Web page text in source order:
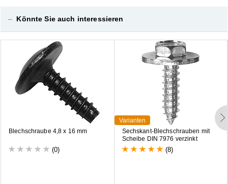
– Könnte Sie auch interessieren
B lechschraube 4,8 x 16 mm
(0)
Varianten
Sechskant-Bl echschrauben mit
Scheibe D N 7976 verzinkt
(8)